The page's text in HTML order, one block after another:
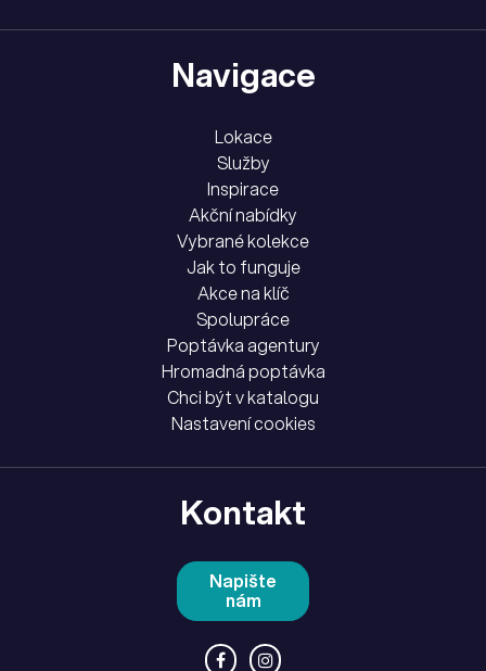
Navigace
Lokace
Služby
Inspirace
Akční nabídky
Vybrané kolekce
Jak to funguje
Akce na klíč
Spolupráce
Poptávka agentury
Hromadná poptávka
Chci být v katalogu
Nastavení cookies
Kontakt
Napište
nám